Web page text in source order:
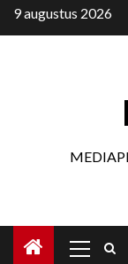
Ga
naar
9 augustus 2026
menu